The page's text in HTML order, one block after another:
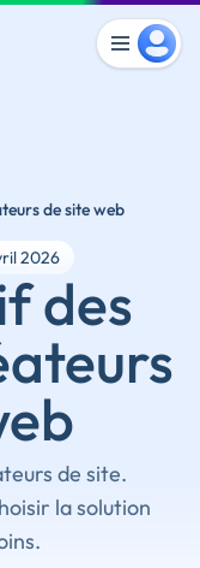
de site web
2026
des
de site.
la solution